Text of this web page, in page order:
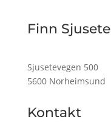
Finn Sjusete
Sjusetevegen 500
5600 Norheimsund
Kontakt